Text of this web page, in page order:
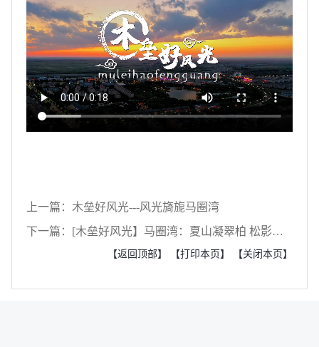
上一篇：木垒好风光---风光旖旎马圈湾
下一篇：[木垒好风光】马圈湾：夏山凝翠柏 松影映晴川
【返回顶部】 【打印本页】 【关闭本页】